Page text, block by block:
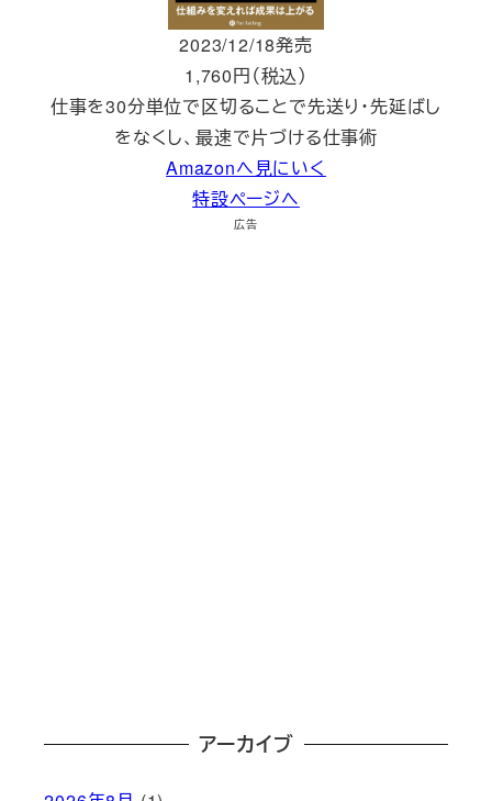
2023/12/18発売
1,760円（税込）
仕事を30分単位で区切ることで先送り・先延ばし
をなくし、最速で片づける仕事術
Amazonへ見にいく
特設ページへ
広告
アーカイブ